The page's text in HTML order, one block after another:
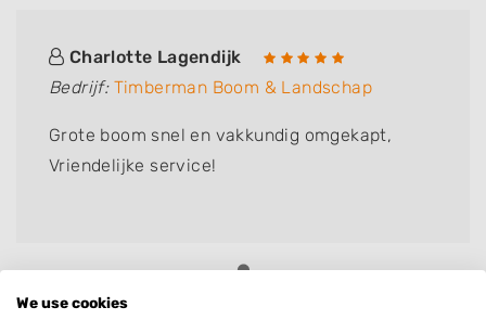
Charlotte Lagendijk
Bedrijf: Timberman Boom & Landschap
Grote boom snel en vakkundig omgekapt,
Vriendelijke service!
We use cookies